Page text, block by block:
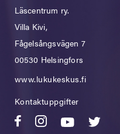
Läscentrum ry.
Villa Kivi,
Fågelsångsvägen 7
00530 Helsingfors
www.lukukeskus.fi
Kontaktuppgifter